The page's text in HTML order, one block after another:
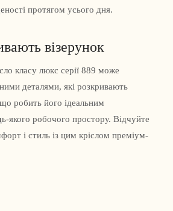
протягом усього дня.
візерунок
класу люкс серії 889 може
деталями, які розкривають
робить його ідеальним
якого робочого простору. Відчуйте
і стиль із цим кріслом преміум-